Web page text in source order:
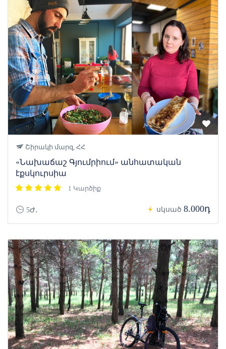
Շիրակի մարզ, ՀՀ
«Նախաճաշ Գյումրիում» անհատական
էքսկուրսիա
1 Կարծիք
5Ժ․ սկսած 8.000դ